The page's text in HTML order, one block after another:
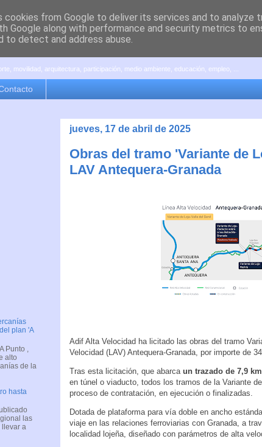
movilidad, arquitectura, participación, medio ambiente, educación, empleo, ...
jueves, 17 de abril de 2025
Obras del tramo 'Variante de
LAV Antequera-Granada
Adif Alta Velocidad ha licitado las obras del tramo
Velocidad (LAV) Antequera-Granada, por importe de
Tras esta licitación, que abarca un trazado de 7,9 km
en túnel o viaducto, todos los tramos de la Variante
proceso de contratación, en ejecución o finalizadas.
Dotada de plataforma para vía doble en ancho
viaje en las relaciones ferroviarias con Granada, a
localidad lojeña, diseñado con parámetros de alta
plan 'A
Punto ,
alto
de la
hasta
las
llevar a
cookies from Google to deliver its services and to analyze
Google along with performance and security metrics to
to detect and address abuse.